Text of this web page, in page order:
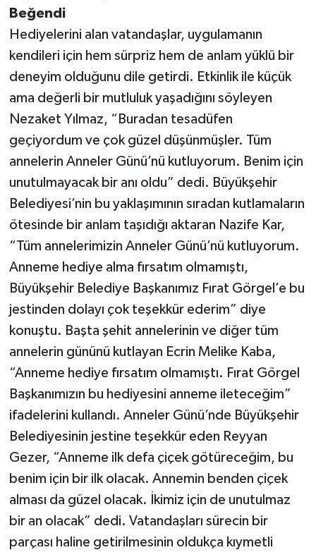
Beğendi
Hediyelerini alan vatandaşlar, uygulamanın
kendileri için hem sürpriz hem de anlam yüklü bir
deneyim olduğunu dile getirdi. Etkinlik ile küçük
ama değerli bir mutluluk yaşadığını söyleyen
Nezaket Yılmaz, “Buradan tesadüfen
geçiyordum ve çok güzel düşünmüşler. Tüm
annelerin Anneler Günü’nü kutluyorum. Benim için
unutulmayacak bir anı oldu” dedi. Büyükşehir
Belediyesi’nin bu yaklaşımının sıradan kutlamaların
ötesinde bir anlam taşıdığı aktaran Nazife Kar,
“Tüm annelerimizin Anneler Günü’nü kutluyorum.
Anneme hediye alma fırsatım olmamıştı,
Büyükşehir Belediye Başkanımız Fırat Görgel’e bu
jestinden dolayı çok teşekkür ederim” diye
konuştu. Başta şehit annelerinin ve diğer tüm
annelerin gününü kutlayan Ecrin Melike Kaba,
“Anneme hediye fırsatım olmamıştı. Fırat Görgel
Başkanımızın bu hediyesini anneme ileteceğim”
ifadelerini kullandı. Anneler Günü’nde Büyükşehir
Belediyesinin jestine teşekkür eden Reyyan
Gezer, “Anneme ilk defa çiçek götüreceğim, bu
benim için bir ilk olacak. Annemin benden çiçek
alması da güzel olacak. İkimiz için de unutulmaz
bir an olacak” dedi. Vatandaşları sürecin bir
parçası haline getirilmesinin oldukça kıymetli